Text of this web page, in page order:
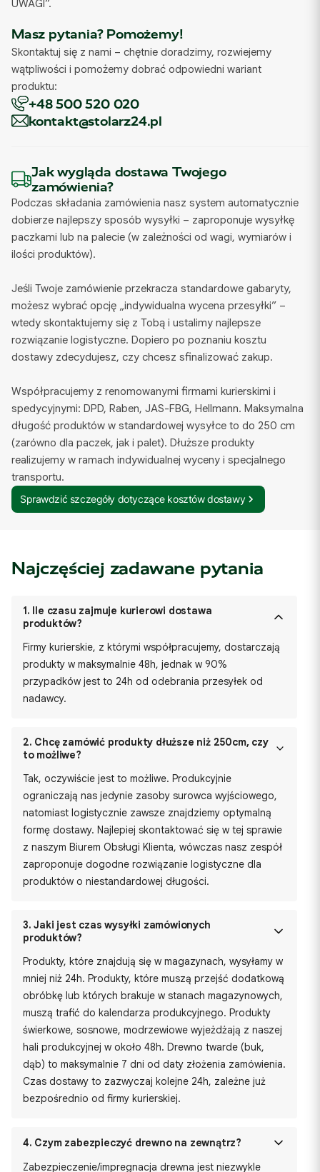
UWAGI”.
Masz pytania? Pomożemy!
Skontaktuj się z nami – chętnie doradzimy, rozwiejemy
wątpliwości i pomożemy dobrać odpowiedni wariant
produktu:
+48 500 520 020
kontakt@stolarz24.pl
Jak wygląda dostawa Twojego
zamówienia?
Podczas składania zamówienia nasz system automatycznie
dobierze najlepszy sposób wysyłki – zaproponuje wysyłkę
paczkami lub na palecie (w zależności od wagi, wymiarów i
ilości produktów).
Jeśli Twoje zamówienie przekracza standardowe gabaryty,
możesz wybrać opcję „indywidualna wycena przesyłki” –
wtedy skontaktujemy się z Tobą i ustalimy najlepsze
rozwiązanie logistyczne. Dopiero po poznaniu kosztu
dostawy zdecydujesz, czy chcesz sfinalizować zakup.
Współpracujemy z renomowanymi firmami kurierskimi i
spedycyjnymi: DPD, Raben, JAS-FBG, Hellmann. Maksymalna
długość produktów w standardowej wysyłce to do 250 cm
(zarówno dla paczek, jak i palet). Dłuższe produkty
realizujemy w ramach indywidualnej wyceny i specjalnego
transportu.
Sprawdzić szczegóły dotyczące kosztów dostawy
Najczęściej zadawane pytania
1. Ile czasu zajmuje kurierowi dostawa
produktów?
Firmy kurierskie, z którymi współpracujemy, dostarczają
produkty w maksymalnie 48h, jednak w 90%
przypadków jest to 24h od odebrania przesyłek od
nadawcy.
2. Chcę zamówić produkty dłuższe niż 250cm, czy
to możliwe?
Tak, oczywiście jest to możliwe. Produkcyjnie
ograniczają nas jedynie zasoby surowca wyjściowego,
natomiast logistycznie zawsze znajdziemy optymalną
formę dostawy. Najlepiej skontaktować się w tej sprawie
z naszym Biurem Obsługi Klienta, wówczas nasz zespół
zaproponuje dogodne rozwiązanie logistyczne dla
produktów o niestandardowej długości.
3. Jaki jest czas wysyłki zamówionych
produktów?
Produkty, które znajdują się w magazynach, wysyłamy w
mniej niż 24h. Produkty, które muszą przejść dodatkową
obróbkę lub których brakuje w stanach magazynowych,
muszą trafić do kalendarza produkcyjnego. Produkty
świerkowe, sosnowe, modrzewiowe wyjeżdżają z naszej
hali produkcyjnej w około 48h. Drewno twarde (buk,
dąb) to maksymalnie 7 dni od daty złożenia zamówienia.
Czas dostawy to zazwyczaj kolejne 24h, zależne już
bezpośrednio od firmy kurierskiej.
4. Czym zabezpieczyć drewno na zewnątrz?
Zabezpieczenie/impregnacja drewna jest niezwykle